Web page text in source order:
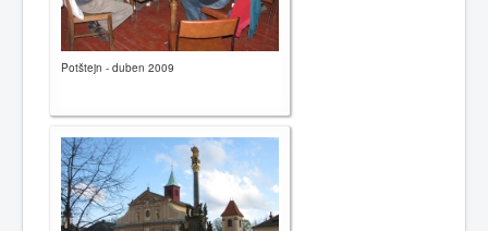
Potštejn - duben 2009